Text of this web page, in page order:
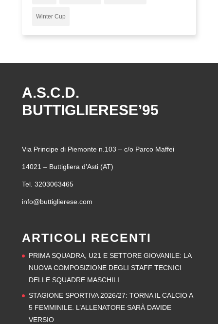
Winter Cup
A.S.C.D.
BUTTIGLIERESE’95
Via Principe di Piemonte n.103 – c/o Parco Maffei
14021 – Buttigliera d’Asti (AT)
Tel. 3203063465
info@buttiglierese.com
ARTICOLI RECENTI
PRIMA SQUADRA, U21 E SETTORE GIOVANILE: LA
NUOVA COMPOSIZIONE DEGLI STAFF TECNICI
DELLE SQUADRE MASCHILI
STAGIONE SPORTIVA 2026/27: TORNA IL CALCIO A
5 FEMMINILE. L’ALLENATORE SARÀ DAVIDE
VERSIO